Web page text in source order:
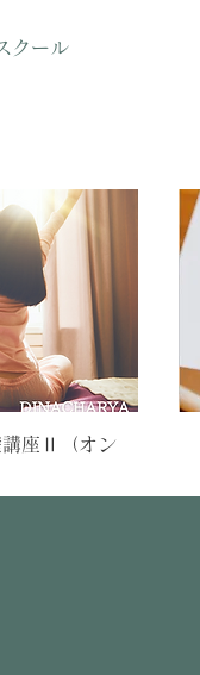
クール
ー
講座Ⅱ（オン